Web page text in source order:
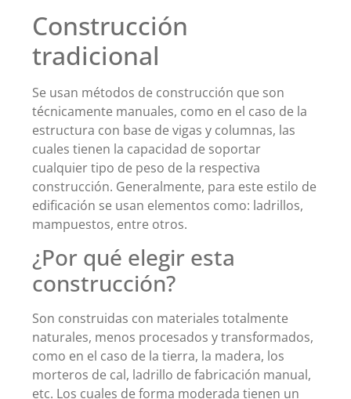
Construcción
tradicional
Se usan métodos de construcción que son
técnicamente manuales, como en el caso de la
estructura con base de vigas y columnas, las
cuales tienen la capacidad de soportar
cualquier tipo de peso de la respectiva
construcción. Generalmente, para este estilo de
edificación se usan elementos como: ladrillos,
mampuestos, entre otros.
¿Por qué elegir esta
construcción?
Son construidas con materiales totalmente
naturales, menos procesados y transformados,
como en el caso de la tierra, la madera, los
morteros de cal, ladrillo de fabricación manual,
etc. Los cuales de forma moderada tienen un